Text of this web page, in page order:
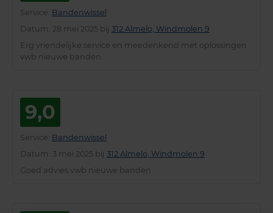
Service Bandenwissel
Datum : 28 mei 2025 bij 312 Almelo, Windmolen 9
Erg vriendelijke service en meedenkend met oplossingen
vwb nieuwe banden.
9,0
Service Bandenwissel
Datum : 3 mei 2025 bij 312 Almelo, Windmolen 9
Goed advies vwb nieuwe banden